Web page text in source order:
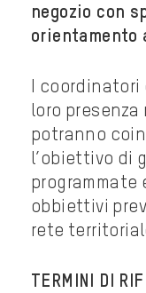
negozio con
orientamento
I coordinatori
loro presenza
potranno
l’obiettivo di
programmate
obbiettivi
rete
TERMINI DI